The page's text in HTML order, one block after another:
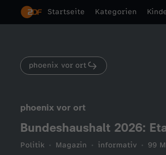
Startseite Kategorien
phoenix vor ort
phoenix vor ort
Bundeshaushalt 2026:
Politik Magazin informativ 99